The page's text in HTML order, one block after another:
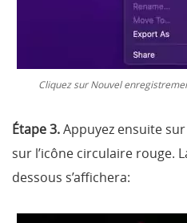
Cliquez sur Nouvel
Étape 3.Appuyez ensuite
sur l’icône circulaire rouge.
dessous s’affichera: